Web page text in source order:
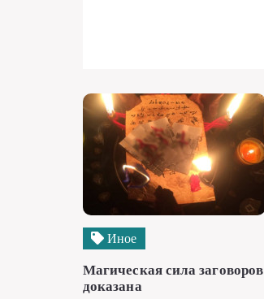
Иное
Магическая сила заговоров
доказана